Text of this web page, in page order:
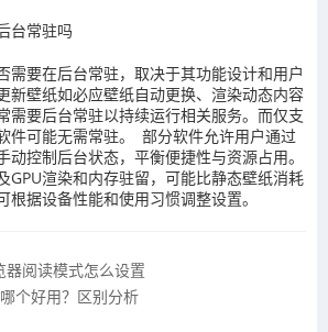
台常驻吗
需要在后台常驻，取决于其功能设计和用户
新壁纸如必应壁纸自动更换、渲染动态内容
需要后台常驻以持续运行相关服务。而仅支
件可能无需常驻。 部分软件允许用户通过
动控制后台状态，平衡便捷性与资源占用。
GPU渲染和内存驻留，可能比静态壁纸消耗
根据设备性能和使用习惯调整设置。
器阅读模式怎么设置
个好用？区别分析